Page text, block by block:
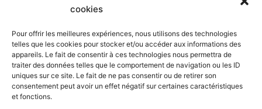
cookies
Pour offrir les meilleures expériences, nous utilisons des technologies
telles que les cookies pour stocker et/ou accéder aux informations des
appareils. Le fait de consentir à ces technologies nous permettra de
traiter des données telles que le comportement de navigation ou les ID
uniques sur ce site. Le fait de ne pas consentir ou de retirer son
consentement peut avoir un effet négatif sur certaines caractéristiques
et fonctions.
Catégories
Assistance et démarches
Casting et participation
Musique et streaming